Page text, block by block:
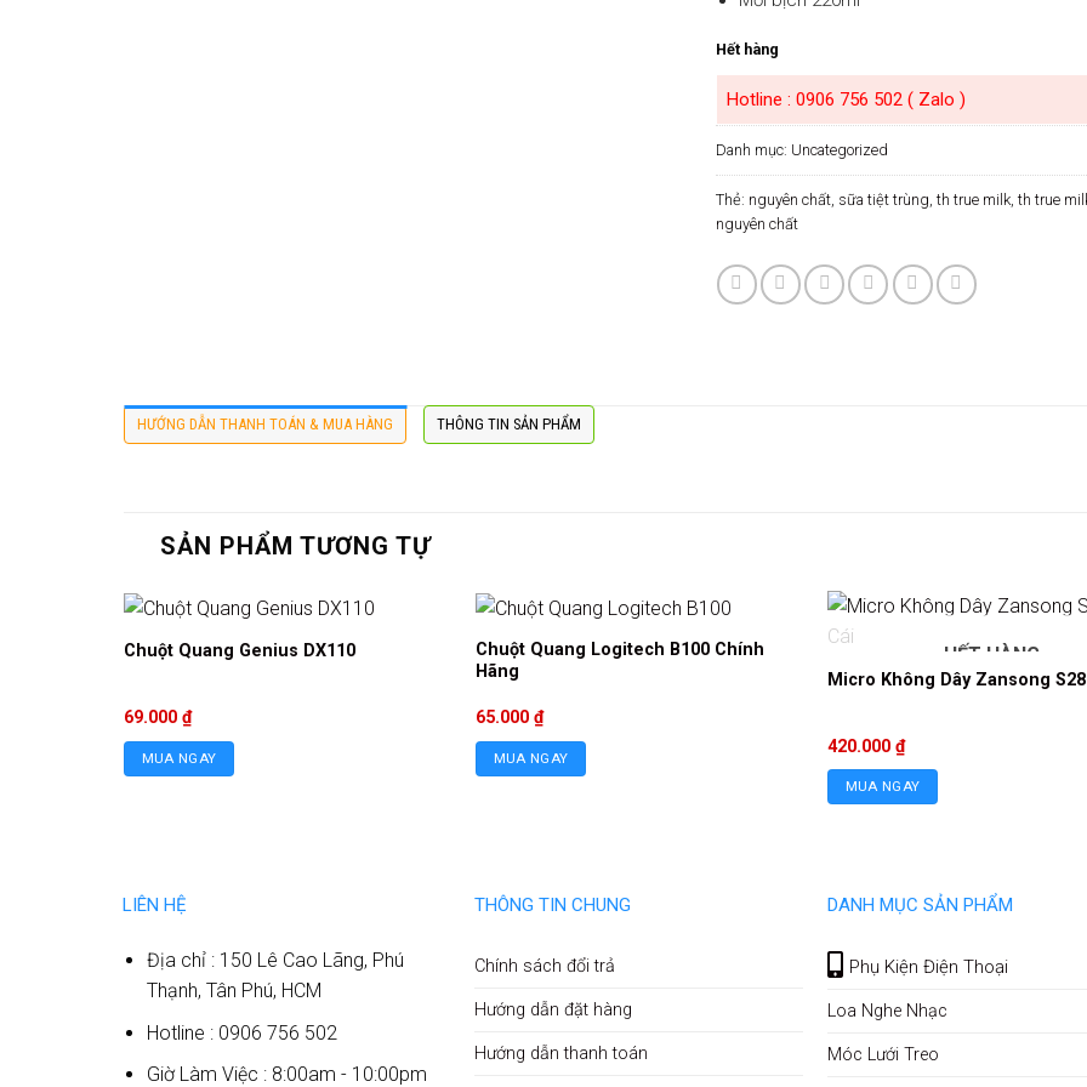
Hết hàng
Hotline : 0906 756 502 ( Zalo )
Danh mục: Uncategorized
Thẻ: nguyên chất, sữa tiệt trùng, th true milk, th true
nguyên chất
HƯỚNG DẪN THANH TOÁN & MUA HÀNG THÔNG TIN SẢN PHẨM
SẢN PHẨM TƯƠNG TỰ
Chuột Quang Genius DX110
69.000 ₫
MUA NGAY
Chuột Quang Logitech B100 Chính
Hãng
65.000 ₫
MUA NGAY
HẾT HÀNG
Micro Không Dây Zansong
420.000 ₫
MUA NGAY
LIÊN HỆ
Địa chỉ : 150 Lê Cao Lãng, Phú
Thạnh, Tân Phú, HCM
Hotline : 0906 756 502
Giờ Làm Việc : 8:00am - 10:00pm
THÔNG TIN CHUNG
Chính sách đổi trả
Hướng dẫn đặt hàng
Hướng dẫn thanh toán
DANH MỤC SẢN PHẨM
Phụ Kiện Điện Thoại
Loa Nghe Nhạc
Móc Lưới Treo